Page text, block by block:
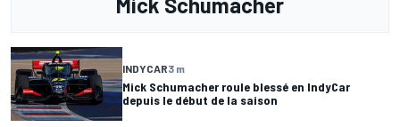
INDYCAR3 m
Mick Schumacher roule blessé en IndyCar
depuis le début de la saison